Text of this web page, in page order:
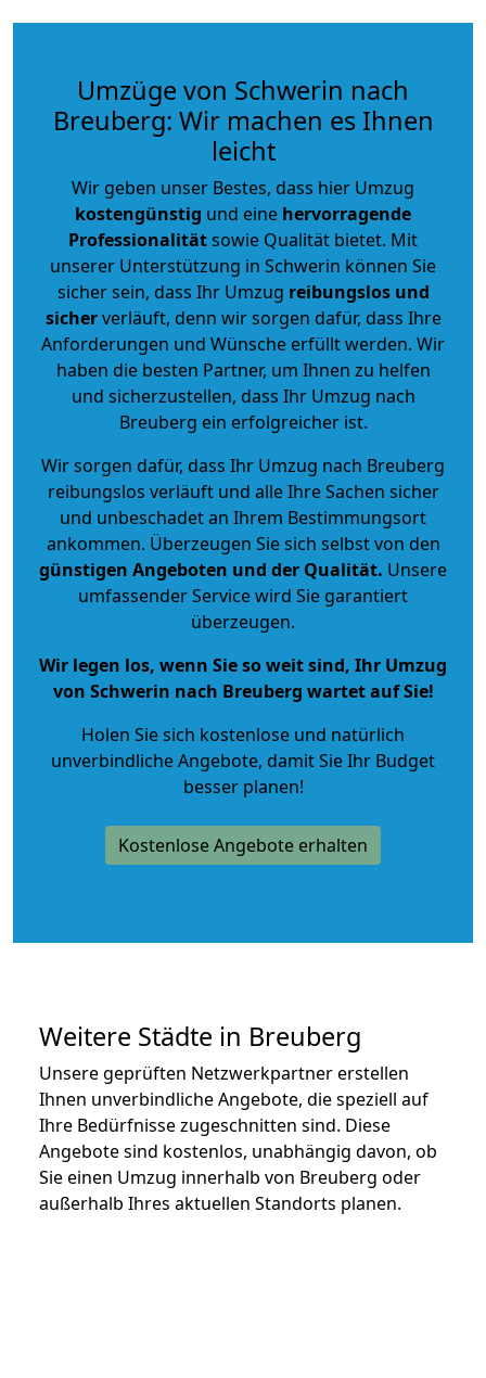
Umzüge von Schwerin nach
Breuberg: Wir machen es Ihnen
leicht
Wir geben unser Bestes, dass hier Umzug
kostengünstig und eine hervorragende
Professionalitätsowie Qualität bietet. Mit
unserer Unterstützung in Schwerin können Sie
sicher sein, dass Ihr Umzug reibungslos und
sicherverläuft, denn wir sorgen dafür, dass Ihre
Anforderungen und Wünsche erfüllt werden. Wir
haben die besten Partner, um Ihnen zu helfen
und sicherzustellen, dass Ihr Umzug nach
Breuberg ein erfolgreicher ist.
Wir sorgen dafür, dass Ihr Umzug nach Breuberg
reibungslos verläuft und alle Ihre Sachen sicher
und unbeschadet an Ihrem Bestimmungsort
ankommen. Überzeugen Sie sich selbst von den
günstigen Angeboten und der Qualität. Unsere
umfassender Service wird Sie garantiert
überzeugen.
Wir legen los, wenn Sie so weit sind, Ihr Umzug
von Schwerin nach Breuberg wartet auf Sie!
Holen Sie sich kostenlose und natürlich
unverbindliche Angebote, damit Sie Ihr Budget
besser planen!
Kostenlose Angebote erhalten
Weitere Städte in Breuberg
Unsere geprüften Netzwerkpartner erstellen
Ihnen unverbindliche Angebote, die speziell auf
Ihre Bedürfnisse zugeschnitten sind. Diese
Angebote sind kostenlos, unabhängig davon, ob
Sie einen Umzug innerhalb von Breuberg oder
außerhalb Ihres aktuellen Standorts planen.